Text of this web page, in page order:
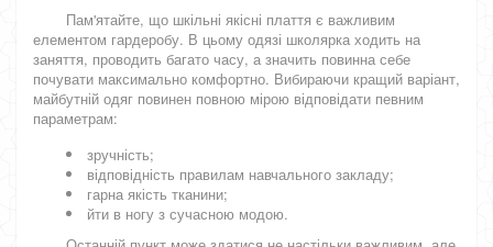
Пам'ятайте, що шкільні якісні плаття є важливим
елементом гардеробу. В цьому одязі школярка ходить на
заняття, проводить багато часу, а значить повинна себе
почувати максимально комфортно. Вибираючи кращий варіант,
майбутній одяг повинен повною мірою відповідати певним
параметрам:
зручність;
відповідність правилам навчального закладу;
гарна якість тканини;
йти в ногу з сучасною модою.